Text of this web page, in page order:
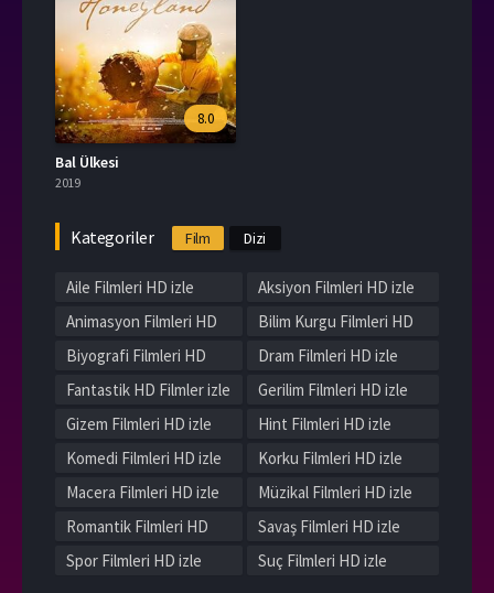
8.0
Bal Ülkesi
2019
Kategoriler Film Dizi
Aile Filmleri HD izle
Aksiyon Filmleri HD izle
Animasyon Filmleri HD
izle
Bilim Kurgu Filmleri HD
izle
Biyografi Filmleri HD
izle
Dram Filmleri HD izle
Fantastik HD Filmler izle
Gerilim Filmleri HD izle
Gizem Filmleri HD izle
Hint Filmleri HD izle
Komedi Filmleri HD izle
Korku Filmleri HD izle
Macera Filmleri HD izle
Müzikal Filmleri HD izle
Romantik Filmleri HD
izle
Savaş Filmleri HD izle
Spor Filmleri HD izle
Suç Filmleri HD izle